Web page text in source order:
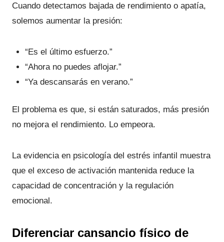
Cuando detectamos bajada de rendimiento o apatía,
solemos aumentar la presión:
“Es el último esfuerzo.”
“Ahora no puedes aflojar.”
“Ya descansarás en verano.”
El problema es que, si están saturados, más presión
no mejora el rendimiento. Lo empeora.
La evidencia en psicología del estrés infantil muestra
que el exceso de activación mantenida reduce la
capacidad de concentración y la regulación
emocional.
Diferenciar cansancio físico de